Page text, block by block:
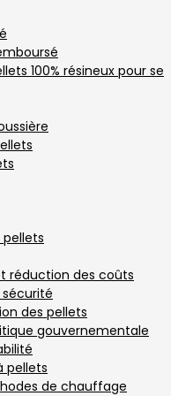
100% résineux pour se
réduction des coûts
des pellets
gouvernementale
pellets
de chauffage